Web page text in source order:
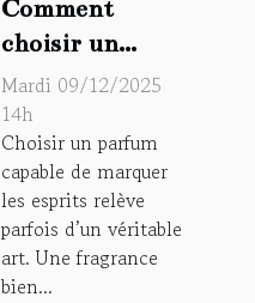
Comment
choisir un
parfum qui
marque les
esprits ?
Mardi 09/12/2025
14h
Choisir un parfum
capable de marquer
les esprits relève
parfois d’un véritable
art. Une fragrance
bien...